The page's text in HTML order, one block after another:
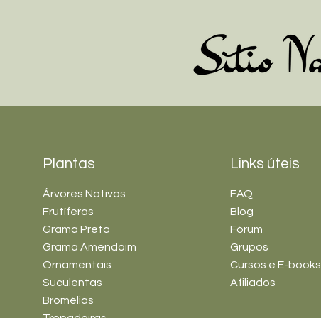
Plantas
Árvores Nativas
Frutíferas
Grama Preta
Grama Amendoim
Ornamentais
Suculentas
Bromélias
Links úteis
FAQ
Blog
Fórum
Grupos
Cursos e E-books
Afiliados